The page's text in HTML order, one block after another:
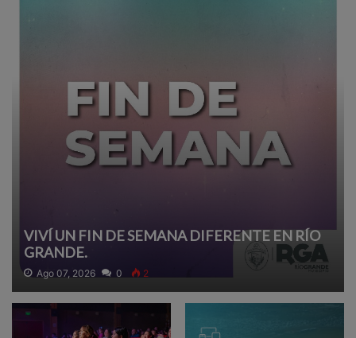
VIVÍ UN FIN DE SEMANA DIFERENTE EN RÍO
GRANDE.
Ago 07, 2026 0 2